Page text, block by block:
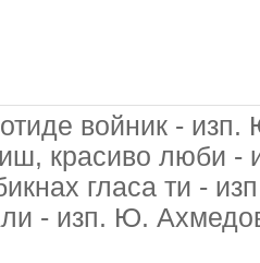
войник -
красиво люби -
гласа ти -
- изп. Ю.